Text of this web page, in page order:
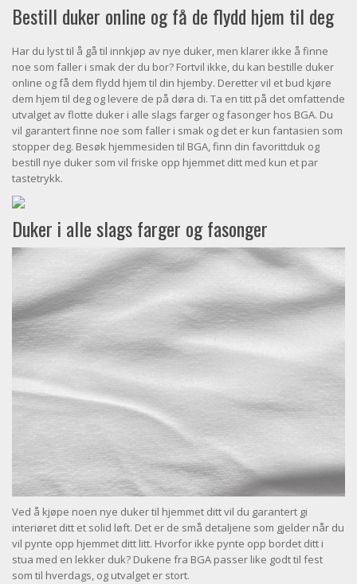
Bestill duker online og få de flydd hjem til deg
Har du lyst til å gå til innkjøp av nye duker, men klarer ikke å finne
noe som faller i smak der du bor? Fortvil ikke, du kan bestille duker
online og få dem flydd hjem til din hjemby. Deretter vil et bud kjøre
dem hjem til deg og levere de på døra di. Ta en titt på det omfattende
utvalget av flotte duker i alle slags farger og fasonger hos BGA. Du
vil garantert finne noe som faller i smak og det er kun fantasien som
stopper deg. Besøk hjemmesiden til BGA, finn din favorittduk og
bestill nye duker som vil friske opp hjemmet ditt med kun et par
tastetrykk.
Duker i alle slags farger og fasonger
Ved å kjøpe noen nye duker til hjemmet ditt vil du garantert gi
interiøret ditt et solid løft. Det er de små detaljene som gjelder når du
vil pynte opp hjemmet ditt litt. Hvorfor ikke pynte opp bordet ditt i
stua med en lekker duk? Dukene fra BGA passer like godt til fest
som til hverdags, og utvalget er stort.